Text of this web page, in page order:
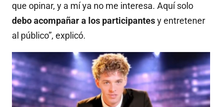
que opinar, y a mí ya no me interesa. Aquí solo
debo acompañar a los participantesy entretener
al público”, explicó.